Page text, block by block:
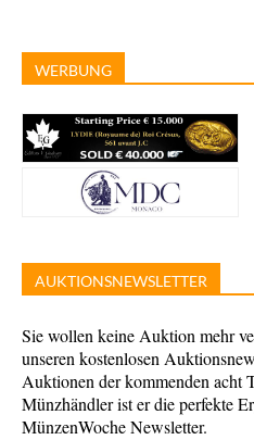
WERBUNG
AUKTIONSNEWSLETTER
Sie wollen keine Auktion mehr
unseren kostenlosen
Auktionen der kommenden acht
Münzhändler ist er die perfekte
MünzenWoche Newsletter.